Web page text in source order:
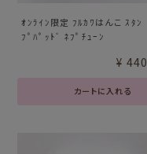
ｵﾝﾗｲﾝ限定 ﾌﾙｶﾜはんこ ｽﾀﾝ
ﾌﾟﾊﾟｯﾄﾞ ﾈﾌﾟﾁｭｰﾝ
カートに入れる
¥ 440